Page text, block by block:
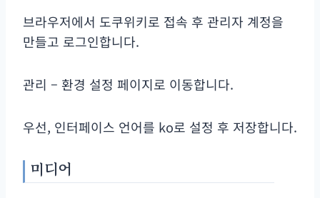
브라우저에서 도쿠위키로 접속 후 관리자 계정을
만들고 로그인합니다.
관리 – 환경 설정 페이지로 이동합니다.
우선, 인터페이스 언어를 ko로 설정 후 저장합니다.
미디어